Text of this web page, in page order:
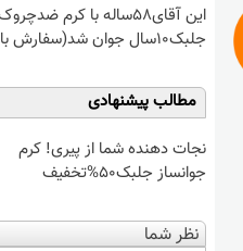
این آقای58ساله با کرم
جلبک10سال جوان شد(سفارش با تخفیف)
مطالب پیشنهادی
نجات دهنده شما از پیری! کرم
جوانساز جلبک50%تخفیف
نظر شما